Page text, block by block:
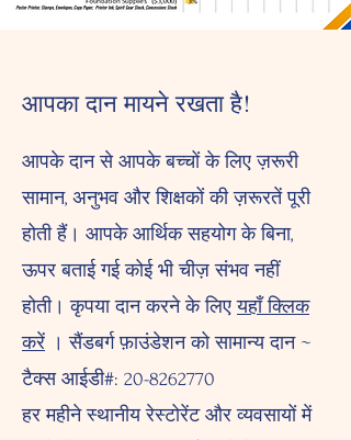
आपका दान मायने रखता है!
आपके दान से आपके बच्चों के लिए ज़रूरी
सामान, अनुभव और शिक्षकों की ज़रूरतें पूरी
होती हैं। आपके आर्थिक सहयोग के बिना,
ऊपर बताई गई कोई भी चीज़ संभव नहीं
होती। कृपया दान करने के लिएयहाँ क्लिक
करें । सैंडबर्ग फ़ाउंडेशन को सामान्य दान ~
टैक्स आईडी#: 20-8262770
हर महीने स्थानीय रेस्टोरेंट और व्यवसायों में